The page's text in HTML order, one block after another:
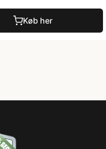
Køb her